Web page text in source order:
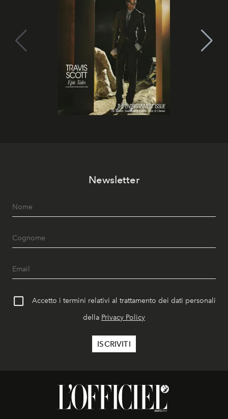
Newsletter
Accetto i termini relativi al trattamento dei dati personali
della Privacy Policy